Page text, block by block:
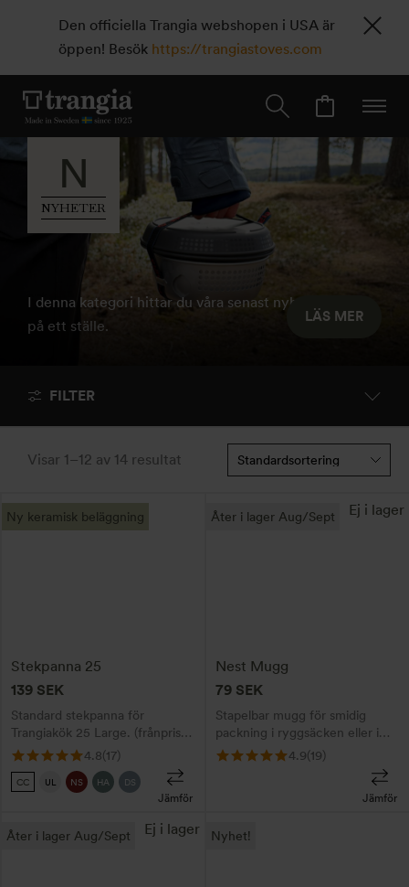
Den officiella Trangia webshopen i USA är
öppen! Besök https://trangiastoves.com
I denna kategori hittar du våra senast nyheter samlat
på ett ställe.
LÄS MER
N
NYHETER
FILTER
Visar 1–12 av 14 resultat
Stekpanna 25
139 SEK
Standard stekpanna för
Trangiakök 25 Large. (frånpriset
syftar på UL) 4.8(17)
CC UL NS HA DS
Ny keramisk beläggning
här
olika
alternativen
kan
väljas
på
produktsidan
Jämför
Nest Mugg
79 SEK
Stapelbar mugg för smidig
packning i ryggsäcken eller i
ditt Trangiakök. Trangia Nest är
Aug/Sept. Signa upp er & få en
4.9(19)
Ej i lager
Åter i lager Aug/Sept
Jämför
Ej i lager
Åter i lager Aug/Sept Nyhet!